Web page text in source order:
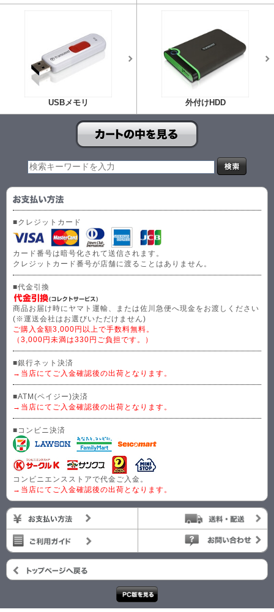
USBメモリ 外付けHDD
■クレジットカード
カード番号は暗号化されて送信されます。
クレジットカード番号が店舗に渡ることはありません。
■代金引換
商品お届け時にヤマト運輸、または佐川急便へ現金をお渡しください
(※運送会社はお選びいただけません)
ご購入金額3,000円以上で手数料無料。
（3,000円未満は330円ご負担です。）
■銀行ネット決済
→当店にてご入金確認後の出荷となります。
■ATM(ペイジー)決済
→当店にてご入金確認後の出荷となります。
■コンビニ決済
コンビニエンスストアで代金ご入金。
→当店にてご入金確認後の出荷となります。